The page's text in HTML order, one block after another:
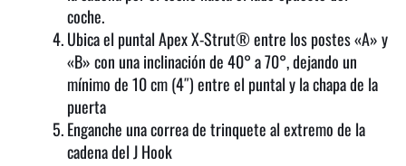
coche.
Ubica el puntal Apex X-Strut® entre los postes «A» y
«B» con una inclinación de 40° a 70°, dejando un
mínimo de 10 cm (4″) entre el puntal y la chapa de la
puerta
Enganche una correa de trinquete al extremo de la
cadena del J Hook